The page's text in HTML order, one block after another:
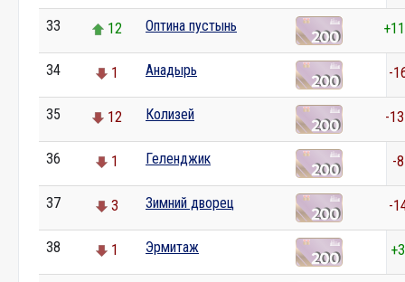
33 12 Оптина пустынь
34 1 Анадырь -
35 12 Колизей -
36 1 Геленджик -8
37 3 Зимний дворец -
38 1 Эрмитаж +3